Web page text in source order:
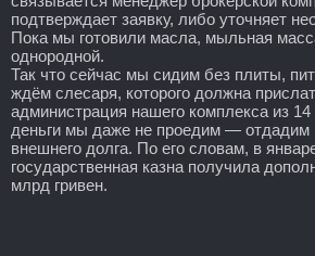
подтверждает заявку, либо уточняет
Пока мы готовили масла, мыльная
однородной.
Так что сейчас мы сидим без плиты,
ждём слесаря, которого должна
администрация нашего комплекса из
деньги мы даже не проедим — отдадим
внешнего долга. По его словам, в
государственная казна получила
млрд гривен.